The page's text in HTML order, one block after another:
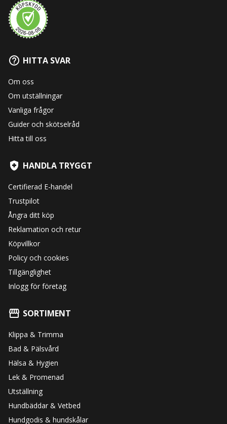
HITTA SVAR
Om oss
Om utställningar
Vanliga frågor
Guider och skötselråd
Hitta till oss
HANDLA TRYGGT
Certifierad E-handel
Trustpilot
Ångra ditt köp
Reklamation och retur
Köpvillkor
Policy och cookies
Tillgänglighet
Inlogg för företag
SORTIMENT
Klippa & Trimma
Bad & Pälsvård
Hälsa & Hygien
Lek & Promenad
Utställning
Hundbäddar & Vetbed
Hundgodis & hundskålar